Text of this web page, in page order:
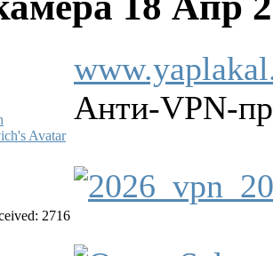
2716
Анти-VPN-